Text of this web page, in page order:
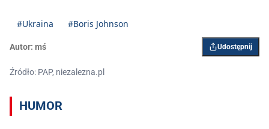
#Ukraina #Boris Johnson
Autor: mś Udostępnij
Źródło: PAP, niezalezna.pl
HUMOR